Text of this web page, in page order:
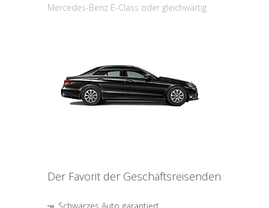
Mercedes-Benz E-Class oder gleichwärtig
Der Favorit der Geschäftsreisenden